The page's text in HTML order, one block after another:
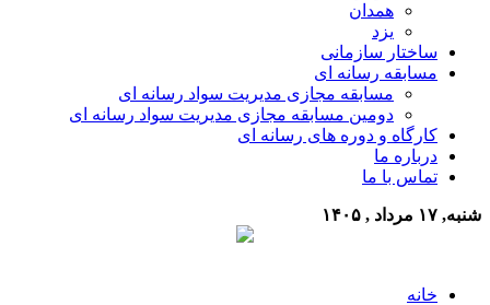
همدان
یزد
ساختار سازمانی
مسابقه رسانه ای
مسابقه مجازی مدیریت سواد رسانه ای
دومین مسابقه مجازی مدیریت سواد رسانه ای
کارگاه و دوره های رسانه ای
درباره ما
تماس با ما
شنبه, ۱۷ مرداد , ۱۴۰۵
خانه